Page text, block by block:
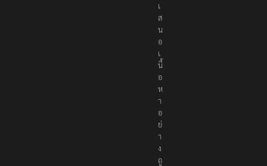
เ
ส
น
อ
เ
นื้
อ
ห
า
อ
ย่
า
ง
ถู